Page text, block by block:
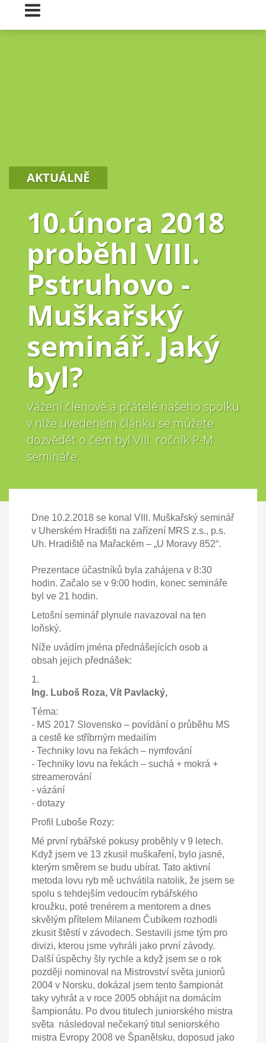
AKTUÁLNĚ
10.února 2018
proběhl VIII.
Pstruhovo -
Muškařský
seminář. Jaký
byl?
Vážení členové a přátelé našeho spolku
v níže uvedeném článku se můžete
dozvědět o čem byl VIII. ročník P-M
semináře.
Dne 10.2.2018 se konal VIII. Muškařský seminář
v Uherském Hradišti na zařízení MRS z.s., p.s.
Uh. Hradiště na Mařackém – „U Moravy 852“.
Prezentace účastníků byla zahájena v 8:30
hodin. Začalo se v 9:00 hodin, konec semináře
byl ve 21 hodin.
Letošní seminář plynule navazoval na ten
loňský.
Níže uvádím jména přednášejících osob a
obsah jejich přednášek:
1.
Ing. Luboš Roza, Vít Pavlacký,
Téma:
- MS 2017 Slovensko – povídání o průběhu MS
a cestě ke stříbrným medailím
- Techniky lovu na řekách – nymfování
- Techniky lovu na řekách – suchá + mokrá +
streamerování
- vázání
- dotazy
Profil Luboše Rozy:
Mé první rybářské pokusy proběhly v 9 letech.
Když jsem ve 13 zkusil muškaření, bylo jasné,
kterým směrem se budu ubírat. Tato aktivní
metoda lovu ryb mě uchvátila natolik, že jsem se
spolu s tehdejším vedoucím rybářského
kroužku, poté trenérem a mentorem a dnes
skvělým přítelem Milanem Čubíkem rozhodli
zkusit štěstí v závodech. Sestavili jsme tým pro
divizi, kterou jsme vyhráli jako první závody.
Další úspěchy šly rychle a když jsem se o rok
později nominoval na Mistrovství světa juniorů
2004 v Norsku, dokázal jsem tento šampionát
taky vyhrát a v roce 2005 obhájit na domácím
šampionátu. Po dvou titulech juniorského mistra
světa následoval nečekaný titul seniorského
mistra Evropy 2008 ve Španělsku, doposud jako